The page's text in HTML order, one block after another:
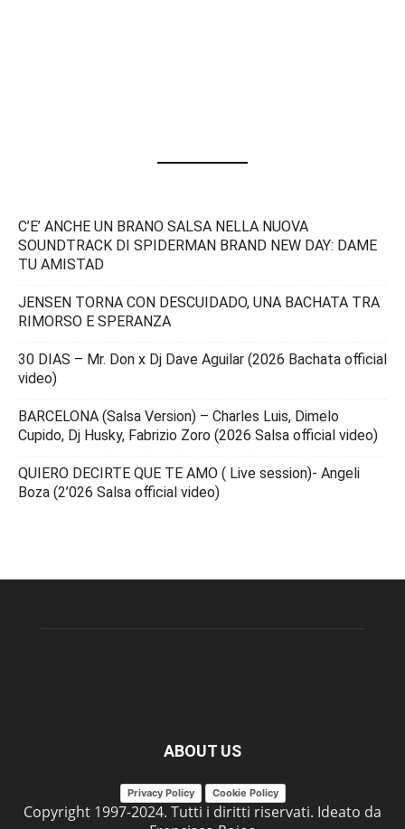
C’E’ ANCHE UN BRANO SALSA NELLA NUOVA
SOUNDTRACK DI SPIDERMAN BRAND NEW DAY: DAME
TU AMISTAD
JENSEN TORNA CON DESCUIDADO, UNA BACHATA TRA
RIMORSO E SPERANZA
30 DIAS – Mr. Don x Dj Dave Aguilar (2026 Bachata official
video)
BARCELONA (Salsa Version) – Charles Luis, Dimelo
Cupido, Dj Husky, Fabrizio Zoro (2026 Salsa official video)
QUIERO DECIRTE QUE TE AMO ( Live session)- Angeli
Boza (2’026 Salsa official video)
ABOUT US
Privacy Policy Cookie Policy
Copyright 1997-2024. Tutti i diritti riservati. Ideato da